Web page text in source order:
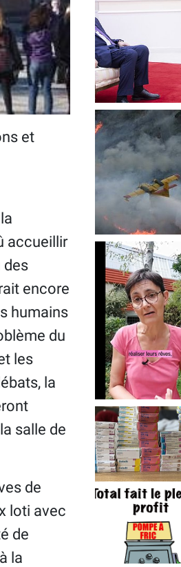
et
accueillir
des
encore
humains
du
les
la
salle de
de
loti avec
de
la